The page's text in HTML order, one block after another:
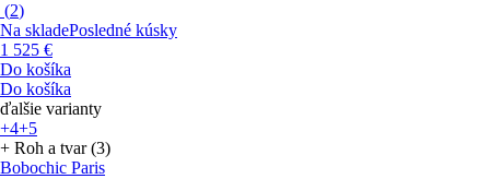
(2)
Na skladePosledné kúsky
1 525 €
Do košíka
Do košíka
ďalšie varianty
+4+5
+ Roh a tvar (3)
Bobochic Paris